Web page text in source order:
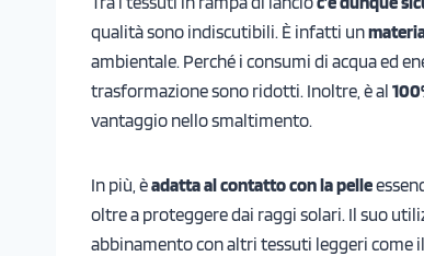
qualità sono indiscutibili. È infatti un
ambientale. Perché i consumi di acqua ed
trasformazione sono ridotti. Inoltre, è al
vantaggio nello smaltimento.
In più, èadatta al contatto con la pelle
oltre a proteggere dai raggi solari. Il suo
abbinamento con altri tessuti leggeri come